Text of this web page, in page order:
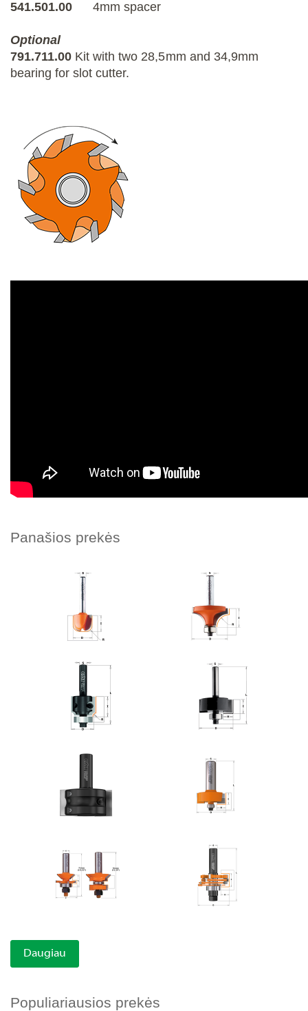
541.501.00 4mm spacer
Optional
791.711.00 Kit with two 28,5mm and 34,9mm
bearing for slot cutter.
Panašios prekės
Daugiau
Populiariausios prekės